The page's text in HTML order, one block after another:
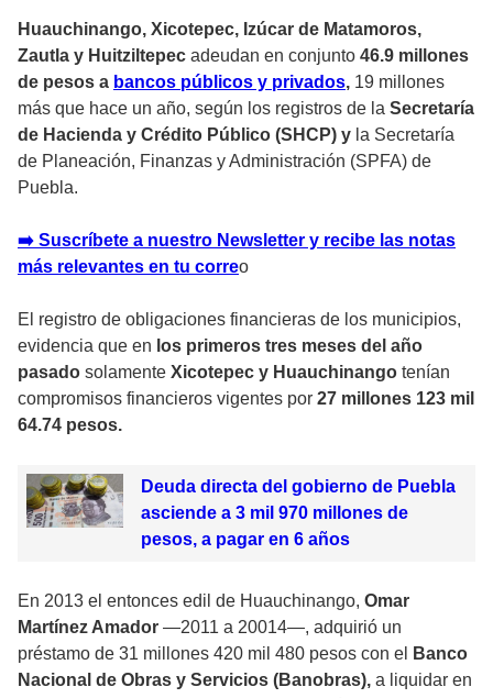
Huauchinango, Xicotepec, Izúcar de Matamoros,
Zautla y Huitziltepec adeudan en conjunto 46.9 millones
de pesos a bancos públicos y privados, 19 millones
más que hace un año, según los registros de la Secretaría
de Hacienda y Crédito Público (SHCP) y la Secretaría
de Planeación, Finanzas y Administración (SPFA) de
Puebla.
➡️ Suscríbete a nuestro Newsletter y recibe las notas
más relevantes en tu correo
El registro de obligaciones financieras de los municipios,
evidencia que en los primeros tres meses del año
pasado solamente Xicotepec y Huauchinango tenían
compromisos financieros vigentes por 27 millones 123 mil
64.74 pesos.
Deuda directa del gobierno de Puebla
asciende a 3 mil 970 millones de
pesos, a pagar en 6 años
En 2013 el entonces edil de Huauchinango, Omar
Martínez Amador —2011 a 20014—, adquirió un
préstamo de 31 millones 420 mil 480 pesos con el
Banco
Nacional de Obras y Servicios (Banobras), a liquidar en